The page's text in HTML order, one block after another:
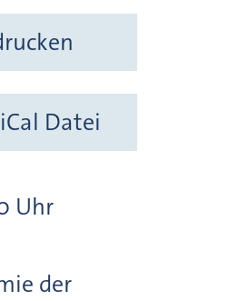
Datei
Uhr
der